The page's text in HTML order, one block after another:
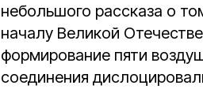
небольшого рассказа о
началу Великой
формирование пяти
соединения